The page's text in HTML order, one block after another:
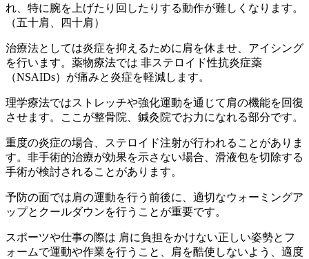
れ、特に腕を上げたり回したりする動作が難しくなります。
（五十肩、四十肩）
治療法としては炎症を抑えるために肩を休ませ、アイシング
を行います。薬物療法では 非ステロイド性抗炎症薬
（NSAIDs）が痛みと炎症を軽減します。
理学療法ではストレッチや強化運動を通じて肩の機能を回復
させます。ここが整骨院、鍼灸院でお力になれる部分です。
重度の炎症の場合、ステロイド注射が行われることがありま
す。非手術的治療が効果を示さない場合、滑液包を切除する
手術が検討されることがあります。
予防の面では肩の運動を行う前後に、適切なウォーミングア
ップとクールダウンを行うことが重要です。
スポーツや仕事の際は 肩に負担をかけない正しい姿勢とフ
ォームで運動や作業を行うこと、肩を酷使しないよう、適度